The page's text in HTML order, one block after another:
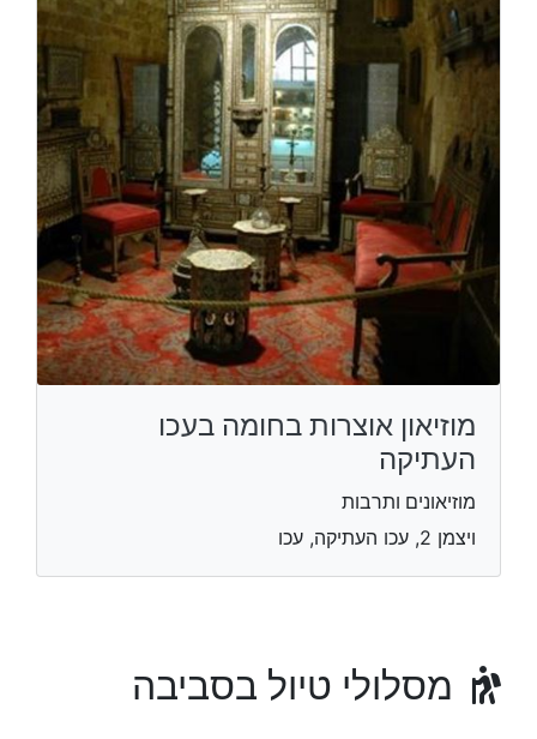
מוזיאון אוצרות בחומה בעכו
העתיקה
מוזיאונים ותרבות
ויצמן 2, עכו העתיקה, עכו
מסלולי טיול בסביבה